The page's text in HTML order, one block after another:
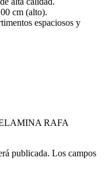
cm (alto).
espaciosos y
RAFA
publicada. Los campos